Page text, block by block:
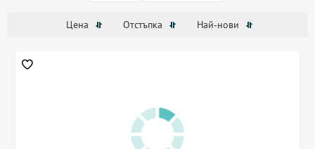
Цена Отстъпка Най-нови